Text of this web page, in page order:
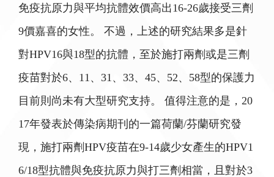
免疫抗原力與平均抗體效價高出16-26歲接受三劑
9價嘉喜的女性。 不過，上述的研究結果多是針
對HPV16與18型的抗體，至於施打兩劑或是三劑
疫苗對於6、11、31、33、45、52、58型的保護力
目前則尚未有大型研究支持。 值得注意的是，20
17年發表於傳染病期刊的一篇荷蘭/芬蘭研究發
現，施打兩劑HPV疫苗在9-14歲少女產生的HPV1
6/18型抗體與免疫抗原力與打三劑相當，且對於3